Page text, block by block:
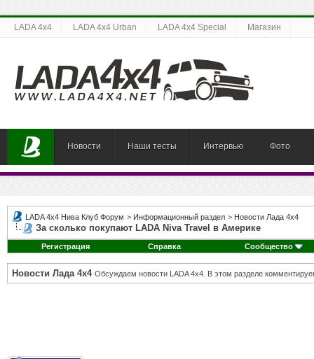
LADA 4x4 LADA 4x4 Urban LADA 4x4 Special Магазин
Новости Наши тесты Интервью Фото
LADA 4x4 Нива Клуб Форум > Информационный раздел > Новости Лада 4х4
За сколько покупают LADA Niva Travel в Америке
Регистрация Справка Сообщество
Новости Лада 4х4 Обсуждаем новости LADA 4x4. В этом разделе